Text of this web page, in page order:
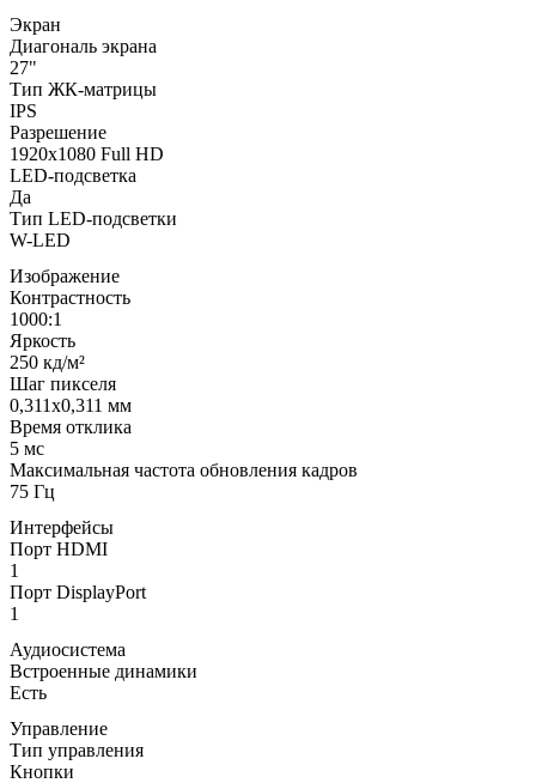
Экран
Диагональ экрана
27"
Тип ЖК-матрицы
IPS
Разрешение
1920x1080 Full HD
LED-подсветка
Да
Тип LED-подсветки
W-LED
Изображение
Контрастность
1000:1
Яркость
250 кд/м²
Шаг пикселя
0,311x0,311 мм
Время отклика
5 мс
Максимальная частота обновления кадров
75 Гц
Интерфейсы
Порт HDMI
1
Порт DisplayPort
1
Аудиосистема
Встроенные динамики
Есть
Управление
Тип управления
Кнопки